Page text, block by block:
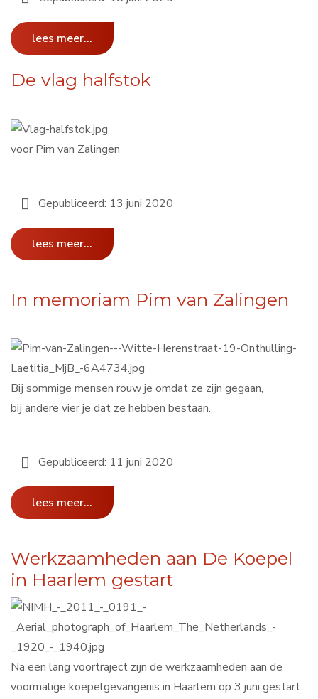
lees meer...
De vlag halfstok
voor Pim van Zalingen
Gepubliceerd: 13 juni 2020
lees meer...
In memoriam Pim van Zalingen
Bij sommige mensen rouw je omdat ze zijn gegaan,
bij andere vier je dat ze hebben bestaan.
Gepubliceerd: 11 juni 2020
lees meer...
Werkzaamheden aan De Koepel
in Haarlem gestart
Na een lang voortraject zijn de werkzaamheden aan de
voormalige koepelgevangenis in Haarlem op 3 juni gestart.